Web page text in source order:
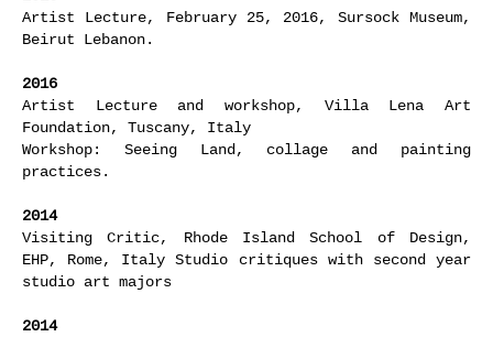
Artist Lecture, February 25, 2016, Sursock Museum,
Beirut Lebanon.
2016
Artist Lecture and workshop, Villa Lena Art
Foundation, Tuscany, Italy
Workshop: Seeing Land, collage and painting
practices.
2014
Visiting Critic, Rhode Island School of Design,
EHP, Rome, Italy Studio critiques with second year
studio art majors
2014